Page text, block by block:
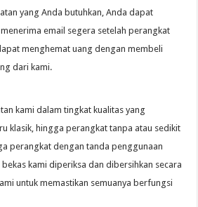
yang Anda butuhkan, Anda dapat
email segera setelah perangkat
menghemat uang dengan membeli
dari kami.
kami dalam tingkat kualitas yang
klasik, hingga perangkat tanpa atau sedikit
perangkat dengan tanda penggunaan
kami diperiksa dan dibersihkan secara
untuk memastikan semuanya berfungsi